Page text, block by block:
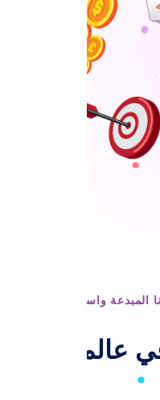
واستراتيجياتنا
عالم